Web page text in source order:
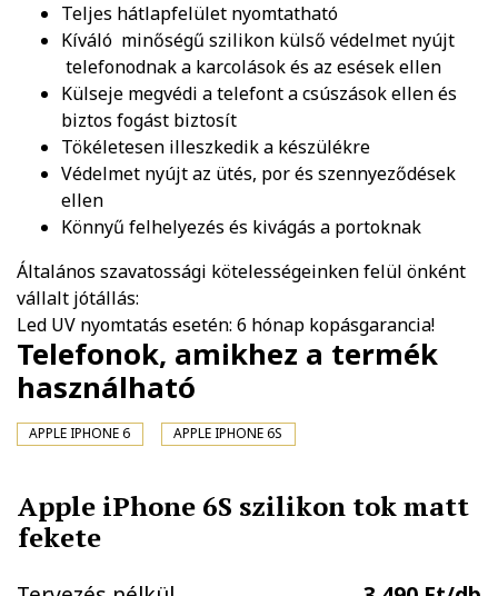
Teljes hátlapfelület nyomtatható
Kíváló minőségű szilikon külső védelmet nyújt
telefonodnak a karcolások és az esések ellen
Külseje megvédi a telefont a csúszások ellen és
biztos fogást biztosít
Tökéletesen illeszkedik a készülékre
Védelmet nyújt az ütés, por és szennyeződések
ellen
Könnyű felhelyezés és kivágás a portoknak
Általános szavatossági kötelességeinken felül önként
vállalt jótállás:
Led UV nyomtatás esetén: 6 hónap kopásgarancia!
Telefonok, amikhez a termék
használható
APPLE IPHONE 6 APPLE IPHONE 6S
Apple iPhone 6S szilikon tok matt
fekete